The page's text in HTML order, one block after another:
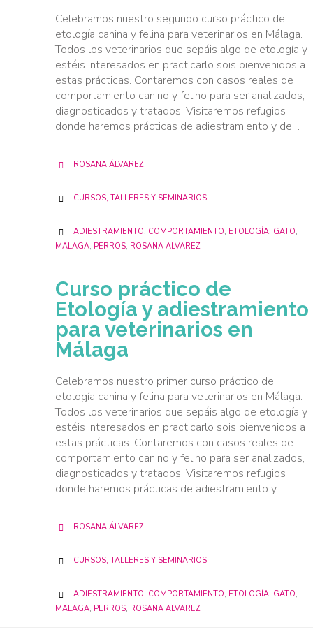
Celebramos nuestro segundo curso práctico de
etología canina y felina para veterinarios en Málaga.
Todos los veterinarios que sepáis algo de etología y
estéis interesados en practicarlo sois bienvenidos a
estas prácticas. Contaremos con casos reales de
comportamiento canino y felino para ser analizados,
diagnosticados y tratados. Visitaremos refugios
donde haremos prácticas de adiestramiento y de…
 ROSANA ÁLVAREZ
 CATEGORY
CURSOS, TALLERES Y SEMINARIOS
 CATEGORY
ADIESTRAMIENTO, COMPORTAMIENTO, ETOLOGÍA, GATO,
MALAGA, PERROS, ROSANA ALVAREZ
Curso práctico de
Etología y adiestramiento
para veterinarios en
Málaga
Celebramos nuestro primer curso práctico de
etología canina y felina para veterinarios en Málaga.
Todos los veterinarios que sepáis algo de etología y
estéis interesados en practicarlo sois bienvenidos a
estas prácticas. Contaremos con casos reales de
comportamiento canino y felino para ser analizados,
diagnosticados y tratados. Visitaremos refugios
donde haremos prácticas de adiestramiento y…
 ROSANA ÁLVAREZ
 CATEGORY
CURSOS, TALLERES Y SEMINARIOS
 CATEGORY
ADIESTRAMIENTO, COMPORTAMIENTO, ETOLOGÍA, GATO,
MALAGA, PERROS, ROSANA ALVAREZ